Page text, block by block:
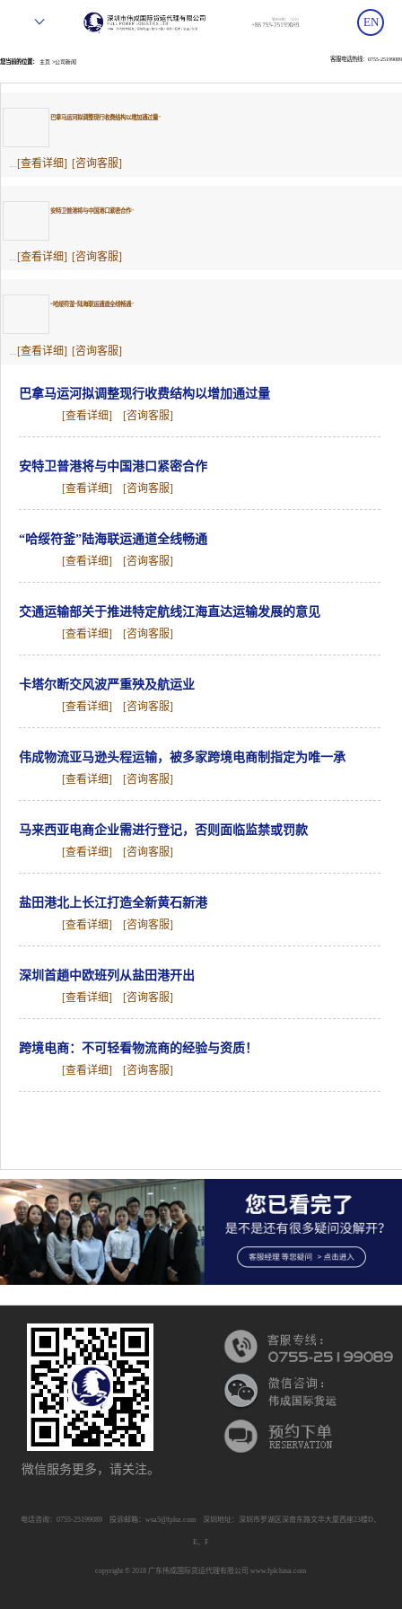
EN
您当前的位置： 主页 >公司新闻 客服电话热线：0755-25199089
巴拿马运河拟调整现行收费结构以增加通过量"
... ... [查看详细] [咨询客服]
安特卫普港将与中国港口紧密合作"
... ... [查看详细] [咨询客服]
“哈绥符釜”陆海联运通道全线畅通"
[查看详细] [咨询客服]
巴拿马运河拟调整现行收费结构以增加通过量
[查看详细] [咨询客服]
安特卫普港将与中国港口紧密合作
[查看详细] [咨询客服]
“哈绥符釜”陆海联运通道全线畅通
[查看详细] [咨询客服]
交通运输部关于推进特定航线江海直达运输发展的意见
[查看详细] [咨询客服]
卡塔尔断交风波严重殃及航运业
[查看详细] [咨询客服]
伟成物流亚马逊头程运输，被多家跨境电商制指定为唯一承
[查看详细] [咨询客服]
马来西亚电商企业需进行登记，否则面临监禁或罚款
[查看详细] [咨询客服]
盐田港北上长江打造全新黄石新港
[查看详细] [咨询客服]
深圳首趟中欧班列从盐田港开出
[查看详细] [咨询客服]
跨境电商：不可轻看物流商的经验与资质！
[查看详细] [咨询客服]
微信服务更多，请关注。
电话咨询：0755-25199089 投诉邮箱：wsa5@fplsz.com 深圳地址：深圳市罗湖区深南东路文华大厦西座23楼D、
E、F
copyright © 2018 广东伟成国际货运代理有限公司 www.fplchina.com